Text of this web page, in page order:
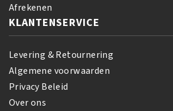
Afrekenen
KLANTENSERVICE
Levering & Retournering
Algemene voorwaarden
Privacy Beleid
Over ons